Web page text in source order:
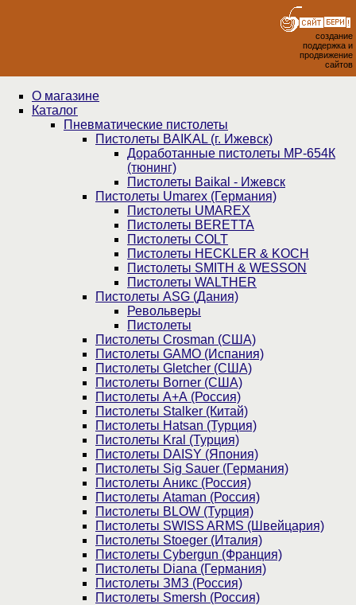
создание
поддержка и
продвижение
сайтов
О магазине
Каталог
Пнев­ма­ти­чес­кие пистолеты
Пистолеты BAIKAL (г. Ижевск)
Доработанные пистолеты МР-654К
(тюнинг)
Пистолеты Baikal - Ижевск
Пистолеты Umarex (Германия)
Пистолеты UMAREX
Пистолеты BERETTA
Пистолеты COLT
Пистолеты HECKLER & KOCH
Пистолеты SMITH & WESSON
Пистолеты WALTHER
Пистолеты ASG (Дания)
Револьверы
Пистолеты
Пистолеты Crosman (США)
Пистолеты GAMO (Испания)
Пистолеты Gletcher (США)
Пистолеты Borner (США)
Пистолеты А+А (Россия)
Пистолеты Stalker (Китай)
Пистолеты Hatsan (Турция)
Пистолеты Kral (Турция)
Пистолеты DAISY (Япония)
Пистолеты Sig Sauer (Германия)
Пистолеты Аникс (Россия)
Пистолеты Ataman (Россия)
Пистолеты BLOW (Турция)
Пистолеты SWISS ARMS (Швейцария)
Пистолеты Stoeger (Италия)
Пистолеты Cybergun (Франция)
Пистолеты Diana (Германия)
Пистолеты ЗМЗ (Россия)
Пистолеты Smersh (Россия)